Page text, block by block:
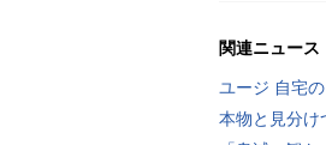
関連ニュース
ユージ 自宅
本物と見分け